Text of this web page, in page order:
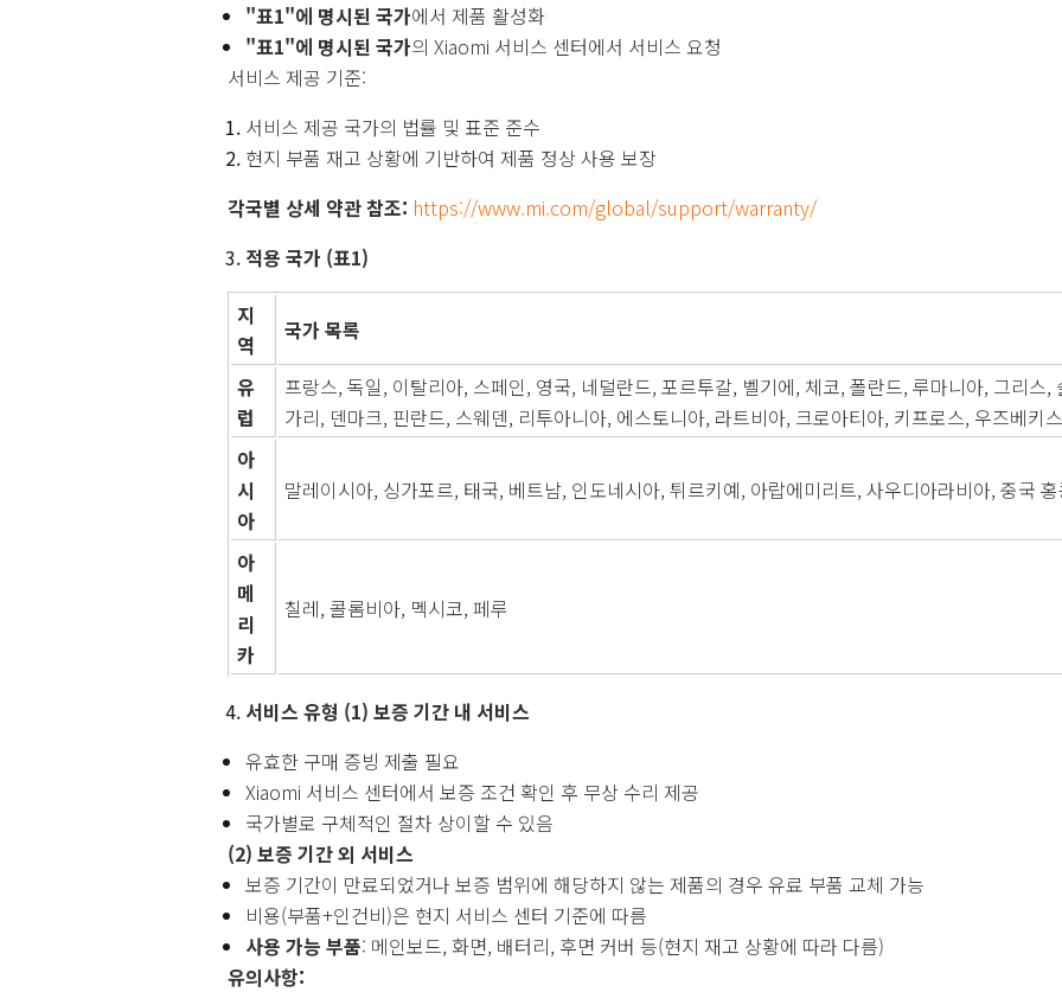
"표1"에 명시된 국가에서 제품 활성화
"표1"에 명시된 국가의 Xiaomi 서비스 센터에서 서비스 요청
서비스 제공 기준:
서비스 제공 국가의 법률 및 표준 준수
현지 부품 재고 상황에 기반하여 제품 정상 사용 보장
각국별 상세 약관 참조: https://www.mi.com/global/support/warranty/
적용 국가 (표1)
지
역
국가 목록
유
럽
프랑스, 독일, 이탈리아, 스페인, 영국, 네덜란드, 포르투갈, 벨기에, 체코, 폴란드, 루마니아, 그리스
가리, 덴마크, 핀란드, 스웨덴, 리투아니아, 에스토니아, 라트비아, 크로아티아, 키프로스, 우즈베키
아
시
아
말레이시아, 싱가포르, 태국, 베트남, 인도네시아, 튀르키예, 아랍에미리트, 사우디아라비아, 중국
아
메
리
카
칠레, 콜롬비아, 멕시코, 페루
서비스 유형 (1) 보증 기간 내 서비스
유효한 구매 증빙 제출 필요
Xiaomi 서비스 센터에서 보증 조건 확인 후 무상 수리 제공
국가별로 구체적인 절차 상이할 수 있음
(2) 보증 기간 외 서비스
보증 기간이 만료되었거나 보증 범위에 해당하지 않는 제품의 경우 유료 부품 교체 가능
비용(부품+인건비)은 현지 서비스 센터 기준에 따름
사용 가능 부품: 메인보드, 화면, 배터리, 후면 커버 등(현지 재고 상황에 따라 다름)
유의사항: